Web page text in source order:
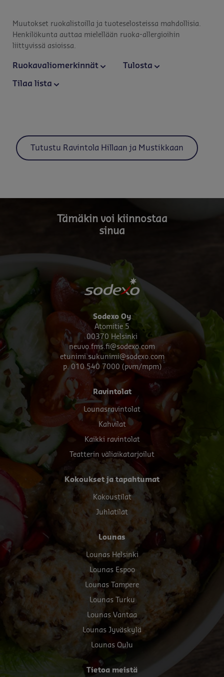
Muutokset ruokalistoilla ja tuoteselosteissa mahdollisia.
Henkilökunta auttaa mielellään ruoka-allergioihin
liittyvissä asioissa.
Ruokavaliomerkinnät Tulosta
Tilaa lista
Tutustu Ravintola Hillaan ja Mustikkaan
Tämäkin voi kiinnostaa
sinua
Sodexo Oy
Atomitie 5
00370 Helsinki
neuvo.fms.fi@sodexo.com
etunimi.sukunimi@sodexo.com
p. 010 540 7000 (pvm/mpm)
Footer
menu
Ravintolat
Lounasravintolat
Kahvilat
Kaikki ravintolat
Teatterin väliaikatarjoilut
Kokoukset ja tapahtumat
Kokoustilat
Juhlatilat
Lounas
Lounas Helsinki
Lounas Espoo
Lounas Tampere
Lounas Turku
Lounas Vantaa
Lounas Jyväskylä
Lounas Oulu
Tietoa meistä